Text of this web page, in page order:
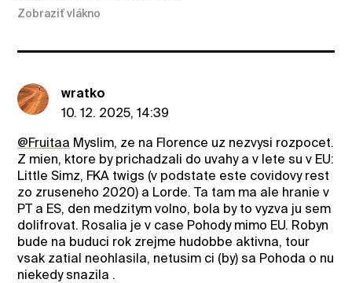
Zobraziť vlákno
wratko
10. 12. 2025, 14:39
@Fruitaa Myslim, ze na Florence uz nezvysi rozpocet.
Z mien, ktore by prichadzali do uvahy a v lete su v EU:
Little Simz, FKA twigs (v podstate este covidovy rest
zo zruseneho 2020) a Lorde. Ta tam ma ale hranie v
PT a ES, den medzitym volno, bola by to vyzva ju sem
dolifrovat. Rosalia je v case Pohody mimo EU. Robyn
bude na buduci rok zrejme hudobbe aktivna, tour
vsak zatial neohlasila, netusim ci (by) sa Pohoda o nu
niekedy snazila .